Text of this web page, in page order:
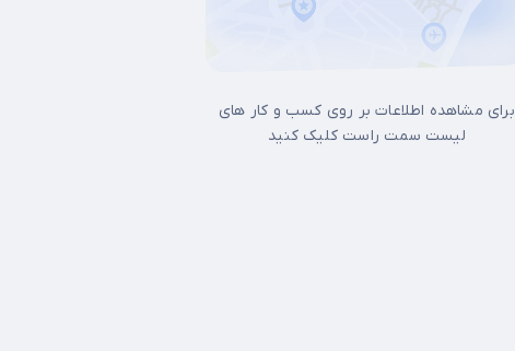
برای مشاهده اطلاعات بر روی کسب و کار های
لیست سمت راست کلیک کنید